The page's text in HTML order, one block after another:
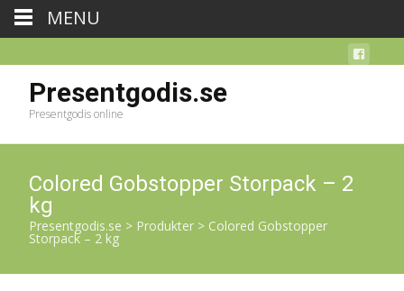
Presentgodis.se
Presentgodis online
Colored Gobstopper Storpack – 2
kg
Presentgodis.se > Produkter > Colored Gobstopper
Storpack – 2 kg
MENU